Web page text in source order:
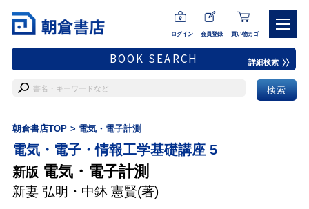
ログイン 会員登録 買い物カゴ
BOOK SEARCH 詳細検索
朝倉書店TOP 電気・電子計測
電気・電子・情報工学基礎講座 5
新版 電気・電子計測
新妻 弘明 ・ 中鉢 憲賢(著)